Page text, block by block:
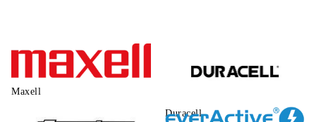
Maxell
Duracell